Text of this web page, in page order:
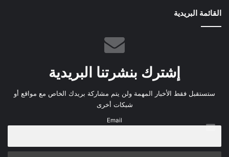
القائمة البريدية
إشترك بنشرتنا البريدية
ستستقبل فقط الأخبار المهمة ولن يتم مشاركة بريدك الخاص مع مواقع أو
شبكات أخرى
Email